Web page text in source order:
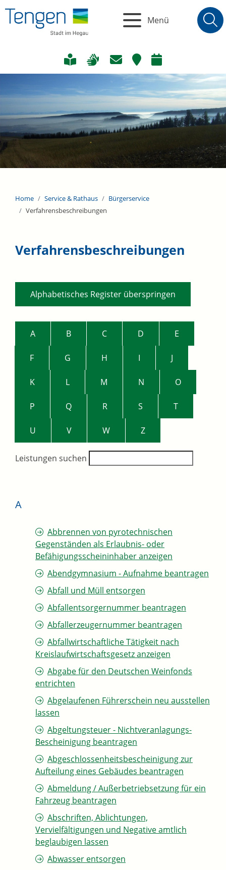
Menü
Home Service & Rathaus
Bürgerservice
Verfahrensbeschreibungen
Verfahrensbeschreibungen
Alphabetisches Register überspringen
A B C D E
F G H I J
K L M N O
P Q R S T
U V W Z
Leistungen suchen
A
Abbrennen von pyrotechnischen
Gegenständen als Erlaubnis- oder
Befähigungsscheininhaber anzeigen
Abendgymnasium - Aufnahme beantragen
Abfall und Müll entsorgen
Abfallentsorgernummer beantragen
Abfallerzeugernummer beantragen
Abfallwirtschaftliche Tätigkeit nach
Kreislaufwirtschaftsgesetz anzeigen
Abgabe für den Deutschen Weinfonds
entrichten
Abgelaufenen Führerschein neu ausstellen
lassen
Abgeltungsteuer - Nichtveranlagungs-
Bescheinigung beantragen
Abgeschlossenheitsbescheinigung zur
Aufteilung eines Gebäudes beantragen
Abmeldung / Außerbetriebsetzung für ein
Fahrzeug beantragen
Abschriften, Ablichtungen,
Vervielfältigungen und Negative amtlich
beglaubigen lassen
Abwasser entsorgen